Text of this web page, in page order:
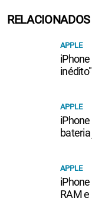
RELACIONADOS
APPLE
APPLE
APPLE
RAM